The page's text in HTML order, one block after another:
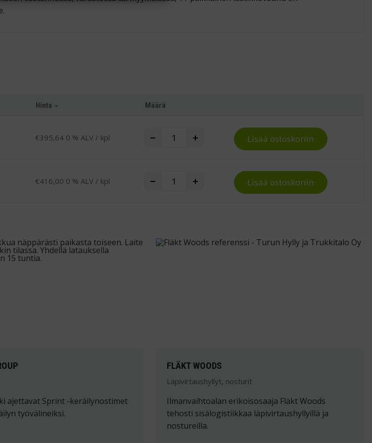
Hinta Määrä
€395,64 0 % ALV / kpl Laatikkovaunu 11 EUR-laatikolle quantity
+ Lisää ostoskoriin
€416,00 0 % ALV / kpl Laatikkovaunu 11 EUR-laatikolle quantity
+ Lisää ostoskoriin
ajettavat Sprint -keräilynostimet
työvälineiksi.
FLÄKT WOODS
Läpivirtaushyllyt, nosturit
Ilmanvaihtoalan erikoisosaaja Fläkt Woods
tehosti sisälogistiikkaa läpivirtaushyllyillä ja
nostureilla.